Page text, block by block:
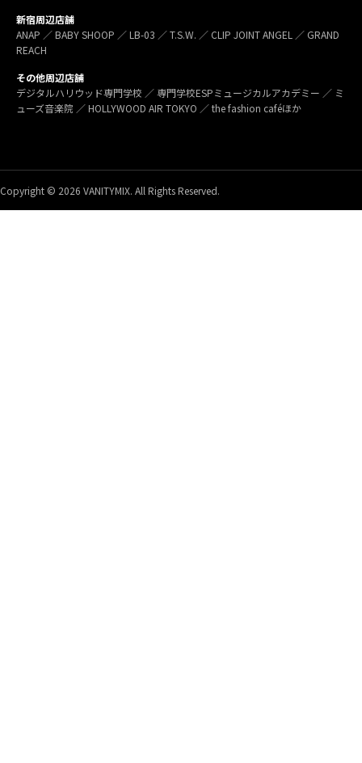
新宿周辺店舗
ANAP ／ BABY SHOOP ／ LB-03 ／ T.S.W. ／ CLIP JOINT ANGEL ／ GRAND
REACH
その他周辺店舗
デジタルハリウッド専門学校 ／ 専門学校ESPミュージカルアカデミー ／ ミ
ューズ音楽院 ／ HOLLYWOOD AIR TOKYO ／ the fashion caféほか
Copyright © 2026 VANITYMIX. All Rights Reserved.